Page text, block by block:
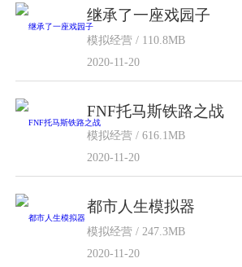
继承了一座戏园子
模拟经营 / 110.8MB
2020-11-20
FNF托马斯铁路之战
模拟经营 / 616.1MB
2020-11-20
都市人生模拟器
模拟经营 / 247.3MB
2020-11-20